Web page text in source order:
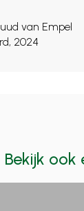
van Empel
2024
Bekijk ook